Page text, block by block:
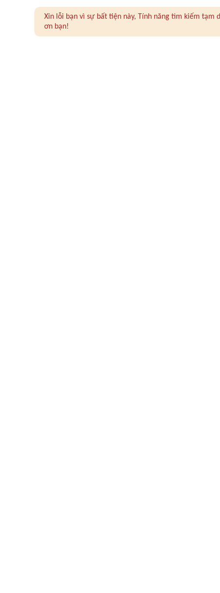
Xin lỗi bạn vì sự bất tiện này, Tính năng tìm kiếm
ơn bạn!